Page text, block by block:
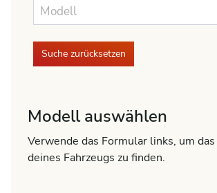
Modell
Suche zurücksetzen
Modell auswählen
Verwende das Formular links, um
deines Fahrzeugs zu finden.